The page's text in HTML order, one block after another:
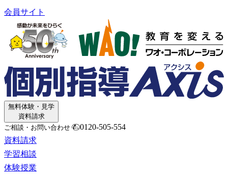
会員サイト
無料体験・見学
資料請求
ご相談・お問い合わせ
0120-505-554
資料請求
学習相談
体験授業